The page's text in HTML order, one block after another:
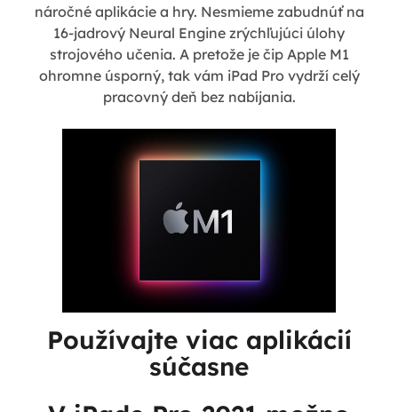
náročné aplikácie a hry. Nesmieme zabudnúť na
16-jadrový Neural Engine zrýchľujúci úlohy
strojového učenia. A pretože je čip Apple M1
ohromne úsporný, tak vám iPad Pro vydrží celý
pracovný deň bez nabíjania.
Používajte viac aplikácií
súčasne